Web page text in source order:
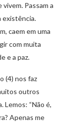
Passam a
existência.
caem em uma
com muita
e a paz.
(4) nos faz
outros
Lemos: “Não é,
Apenas me